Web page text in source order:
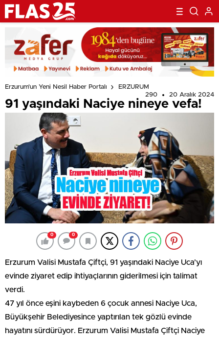
Erzurum'un Yeni Nesil Haber Portalı
ERZURUM
290
20 Aralık 2024
91 yaşındaki Naciye nineye vefa!
0 0
Erzurum Valisi Mustafa Çiftçi, 91 yaşındaki Naciye Uca’yı
evinde ziyaret edip ihtiyaçlarının giderilmesi için talimat
verdi.
47 yıl önce eşini kaybeden 6 çocuk annesi Naciye Uca,
Büyükşehir Belediyesince yaptırılan tek gözlü evinde
hayatını sürdürüyor. Erzurum Valisi Mustafa Çiftçi Naciye